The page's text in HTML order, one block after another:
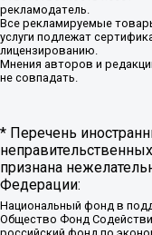
рекламодатель.
Все рекламируемые
услуги подлежат
лицензированию.
Мнения авторов и
не совпадать.
* Перечень
признана
Федерации:
Национальный фонд в
Общество Фонд